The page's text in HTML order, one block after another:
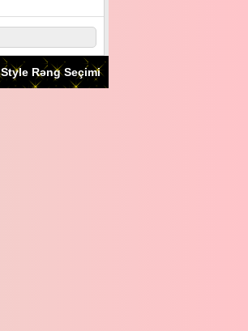
Style Rəng Seçimi